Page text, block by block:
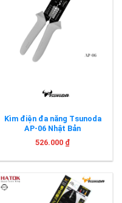
Kìm điện đa năng Tsunoda
AP-06 Nhật Bản
526.000 ₫